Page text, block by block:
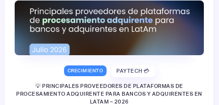
CRECIMIENTO PAYTECH 💳
💡 PRINCIPALES PROVEEDORES DE PLATAFORMAS DE
PROCESAMIENTO ADQUIRENTE PARA BANCOS Y ADQUIRENTES EN
LATAM – 2026